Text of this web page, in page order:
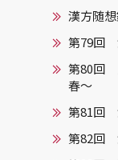
漢方随
第79回
第80回
春～
第81回
第82回